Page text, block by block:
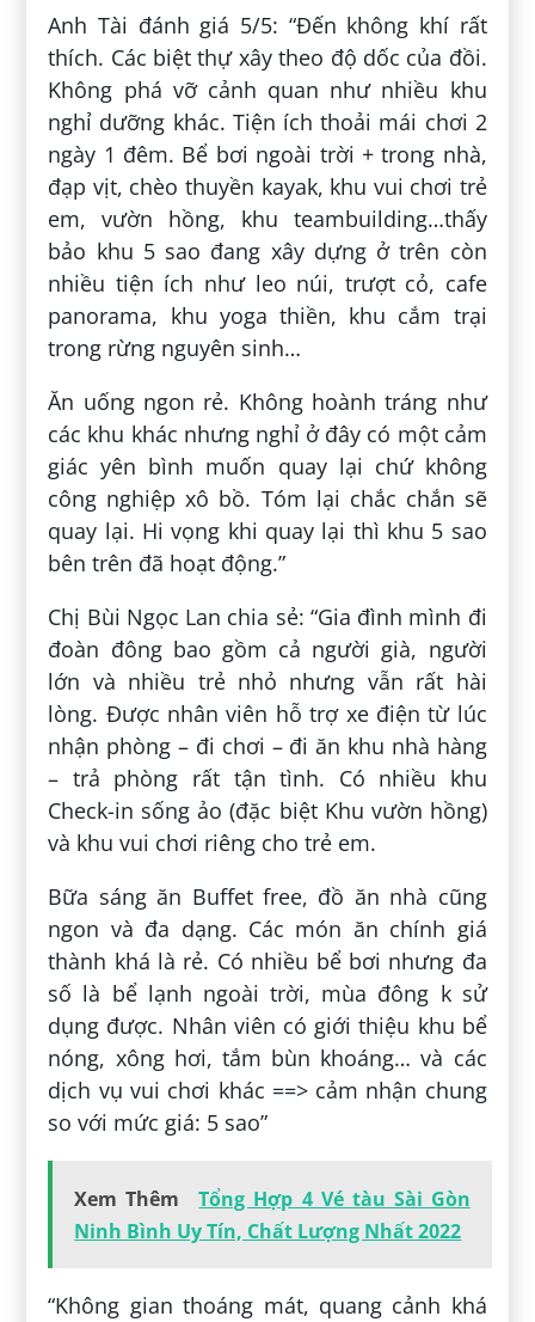
Anh Tài đánh giá 5/5: “Đến không khí rất
thích. Các biệt thự xây theo độ dốc của đồi.
Không phá vỡ cảnh quan như nhiều khu
nghỉ dưỡng khác. Tiện ích thoải mái chơi 2
ngày 1 đêm. Bể bơi ngoài trời + trong nhà,
đạp vịt, chèo thuyền kayak, khu vui chơi trẻ
em, vườn hồng, khu teambuilding…thấy
bảo khu 5 sao đang xây dựng ở trên còn
nhiều tiện ích như leo núi, trượt cỏ, cafe
panorama, khu yoga thiền, khu cắm trại
trong rừng nguyên sinh…
Ăn uống ngon rẻ. Không hoành tráng như
các khu khác nhưng nghỉ ở đây có một cảm
giác yên bình muốn quay lại chứ không
công nghiệp xô bồ. Tóm lại chắc chắn sẽ
quay lại. Hi vọng khi quay lại thì khu 5 sao
bên trên đã hoạt động.”
Chị Bùi Ngọc Lan chia sẻ: “Gia đình mình đi
đoàn đông bao gồm cả người già, người
lớn và nhiều trẻ nhỏ nhưng vẫn rất hài
lòng. Được nhân viên hỗ trợ xe điện từ lúc
nhận phòng – đi chơi – đi ăn khu nhà hàng
– trả phòng rất tận tình. Có nhiều khu
Check-in sống ảo (đặc biệt Khu vườn hồng)
và khu vui chơi riêng cho trẻ em.
Bữa sáng ăn Buffet free, đồ ăn nhà cũng
ngon và đa dạng. Các món ăn chính giá
thành khá là rẻ. Có nhiều bể bơi nhưng đa
số là bể lạnh ngoài trời, mùa đông k sử
dụng được. Nhân viên có giới thiệu khu bể
nóng, xông hơi, tắm bùn khoáng… và các
dịch vụ vui chơi khác ==> cảm nhận chung
so với mức giá: 5 sao”
Xem Thêm
Tổng Hợp 4 Vé tàu Sài Gòn
Ninh Bình Uy Tín, Chất Lượng Nhất 2022
“Không gian thoáng mát, quang cảnh khá